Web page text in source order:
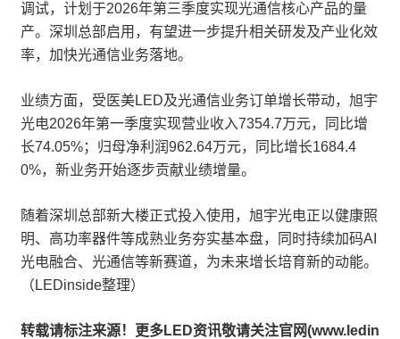
调试，计划于2026年第三季度实现光通信核心产品的量
产。深圳总部启用，有望进一步提升相关研发及产业化效
率，加快光通信业务落地。
业绩方面，受医美LED及光通信业务订单增长带动，旭宇
光电2026年第一季度实现营业收入7354.7万元，同比增
长74.05%；归母净利润962.64万元，同比增长1684.4
0%，新业务开始逐步贡献业绩增量。
随着深圳总部新大楼正式投入使用，旭宇光电正以健康照
明、高功率器件等成熟业务夯实基本盘，同时持续加码AI
光电融合、光通信等新赛道，为未来增长培育新的动能。
（LEDinside整理）
转载请标注来源！更多LED资讯敬请关注官网(www.ledin